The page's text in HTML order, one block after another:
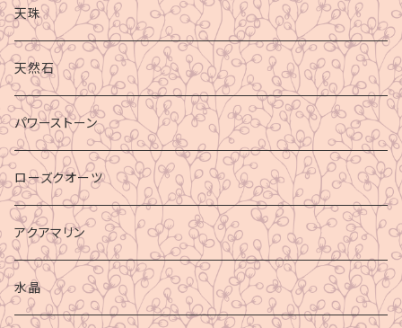
天珠
天然石
パワーストーン
ローズクオーツ
アクアマリン
水晶